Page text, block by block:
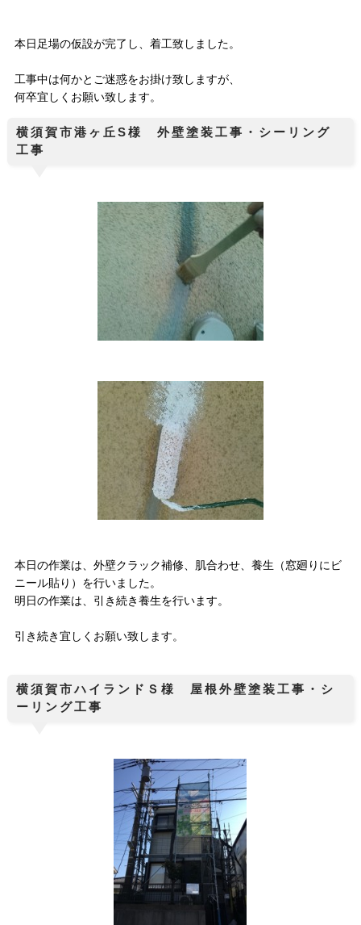
本日足場の仮設が完了し、着工致しました。
工事中は何かとご迷惑をお掛け致しますが、
何卒宜しくお願い致します。
横須賀市港ヶ丘S様 外壁塗装工事・シーリング
工事
本日の作業は、外壁クラック補修、肌合わせ、養生（窓廻りにビ
ニール貼り）を行いました。
明日の作業は、引き続き養生を行います。
引き続き宜しくお願い致します。
横須賀市ハイランドＳ様 屋根外壁塗装工事・シ
ーリング工事